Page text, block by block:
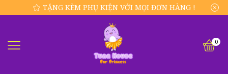
TẶNG KÈM PHỤ KIỆN VỚI MỌI ĐƠN HÀNG !
0